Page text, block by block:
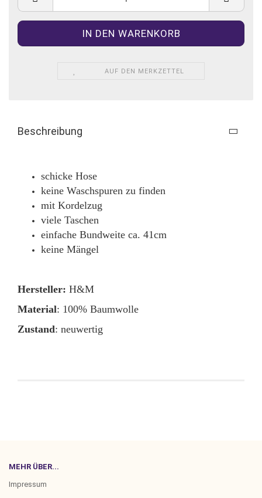
AUF DEN MERKZETTEL
Beschreibung
schicke Hose
keine Waschspuren zu finden
mit Kordelzug
viele Taschen
einfache Bundweite ca. 41cm
keine Mängel
Hersteller: H&M
Material: 100% Baumwolle
Zustand: neuwertig
MEHR ÜBER...
Impressum